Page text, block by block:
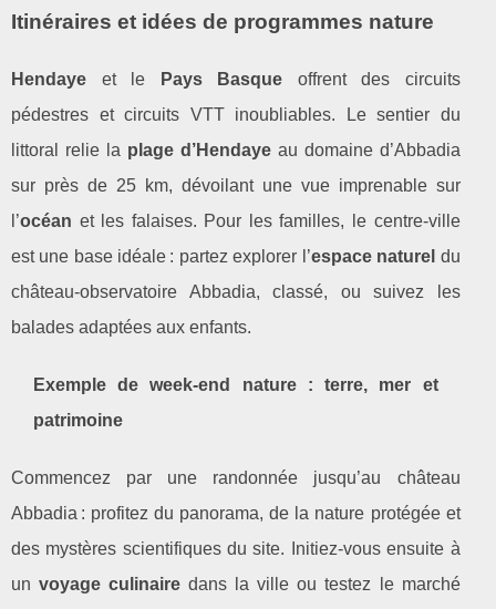
Itinéraires et idées de programmes nature
Hendaye et le Pays Basque offrent des circuits
pédestres et circuits VTT inoubliables. Le sentier du
littoral relie la plage d’Hendayeau domaine d’Abbadia
sur près de 25 km, dévoilant une vue imprenable sur
l’océan et les falaises. Pour les familles, le centre-ville
est une base idéale : partez explorer l’espace naturel du
château-observatoire Abbadia, classé, ou suivez les
balades adaptées aux enfants.
Exemple de week-end nature : terre, mer et
patrimoine
Commencez par une randonnée jusqu’au château
Abbadia : profitez du panorama, de la nature protégée et
des mystères scientifiques du site. Initiez-vous ensuite à
unvoyage culinaire dans la ville ou testez le marché